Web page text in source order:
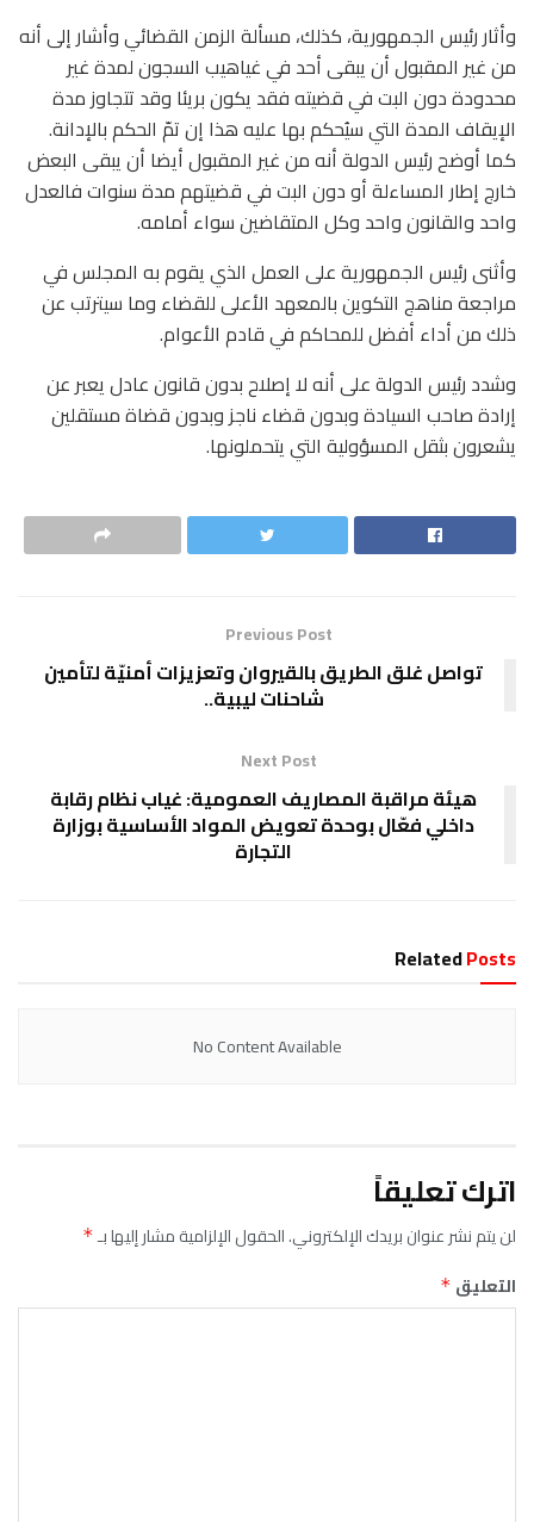
وأثار رئيس الجمهورية، كذلك، مسألة الزمن القضائي وأشار إلى أنه
من غير المقبول أن يبقى أحد في غياهيب السجون لمدة غير
محدودة دون البت في قضيته فقد يكون بريئا وقد تتجاوز مدة
الإيقاف المدة التي سيُحكم بها عليه هذا إن تمّ الحكم بالإدانة.
كما أوضح رئيس الدولة أنه من غير المقبول أيضا أن يبقى البعض
خارج إطار المساءلة أو دون البت في قضيتهم مدة سنوات فالعدل
واحد والقانون واحد وكل المتقاضين سواء أمامه.
وأثنى رئيس الجمهورية على العمل الذي يقوم به المجلس في
مراجعة مناهج التكوين بالمعهد الأعلى للقضاء وما سيترتب عن
ذلك من أداء أفضل للمحاكم في قادم الأعوام.
وشدد رئيس الدولة على أنه لا إصلاح بدون قانون عادل يعبر عن
إرادة صاحب السيادة وبدون قضاء ناجز وبدون قضاة مستقلين
يشعرون بثقل المسؤولية التي يتحملونها.
Previous Post
تواصل غلق الطريق بالقيروان وتعزيزات أمنيّة لتأمين
شاحنات ليبية..
Next Post
هيئة مراقبة المصاريف العمومية: غياب نظام رقابة
داخلي فعّال بوحدة تعويض المواد الأساسية بوزارة
التجارة
RelatedPosts
No Content Available
اترك تعليقاً
لن يتم نشر عنوان بريدك الإلكتروني.الحقول الإلزامية مشار إليها بـ*
التعليق *